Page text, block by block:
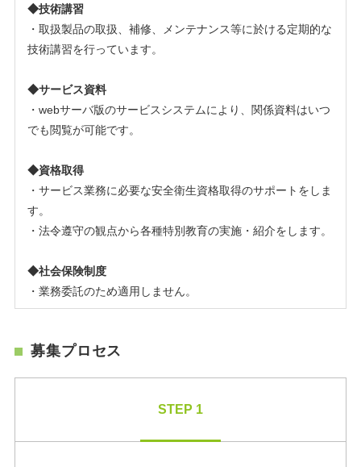
◆技術講習
・取扱製品の取扱、補修、メンテナンス等に於ける定期的な
技術講習を行っています。
◆サービス資料
・webサーバ版のサービスシステムにより、関係資料はいつ
でも閲覧が可能です。
◆資格取得
・サービス業務に必要な安全衛生資格取得のサポートをしま
す。
・法令遵守の観点から各種特別教育の実施・紹介をします。
◆社会保険制度
・業務委託のため適用しません。
募集プロセス
STEP 1